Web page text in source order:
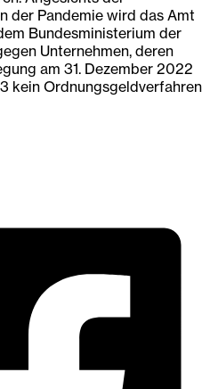
der Pandemie wird das Amt
Bundesministerium der
Unternehmen, deren
am 31. Dezember 2022
kein Ordnungsgeldverfahren